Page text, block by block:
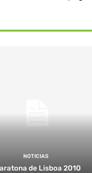
NOTICIAS
de Lisboa 2010